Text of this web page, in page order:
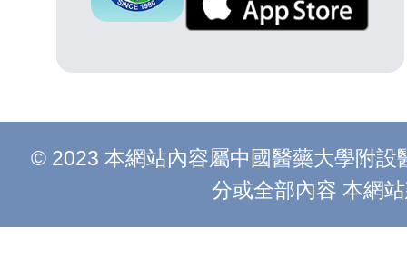
© 2023 本網站內容屬中國醫藥大學附
分或全部內容 本網